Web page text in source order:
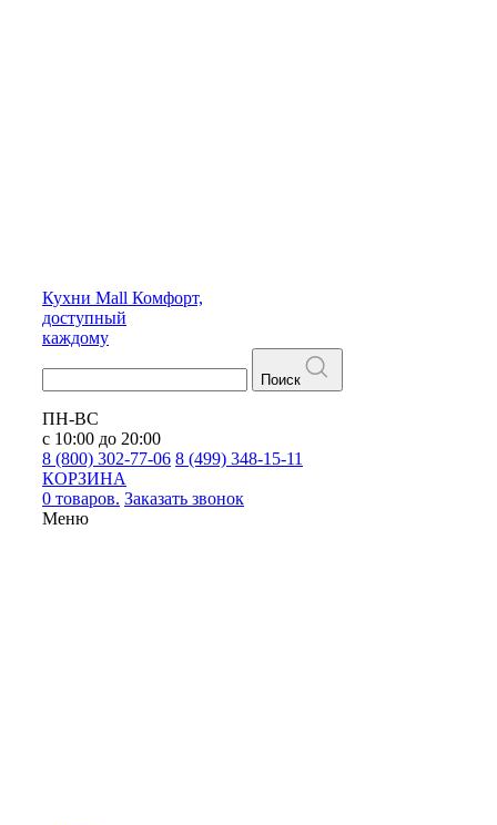
Кухни Mall Комфорт,
доступный
каждому
Поиск
ПН-ВС
с 10:00 до 20:00
8 (800) 302-77-06 8 (499) 348-15-11
КОРЗИНА
0 товаров. Заказать звонок
Меню